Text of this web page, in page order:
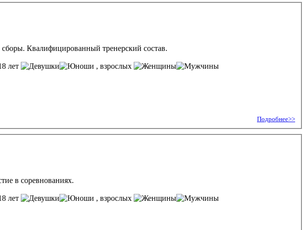
Квалифицированный тренерский состав.
лет , взрослых
Подробнее>>
в соревнованиях.
лет , взрослых